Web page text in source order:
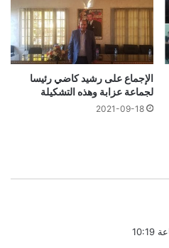
الإجماع على رشيد كاضي رئيسا
لجماعة عزابة وهذه التشكيلة
2021-09-18